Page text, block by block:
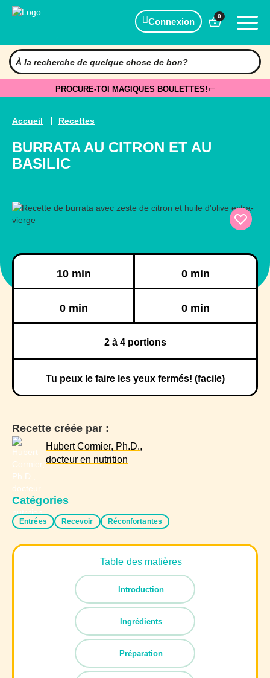
Connexion
0
PROCURE-TOI MAGIQUES BOULETTES!
Accueil Recettes
BURRATA AU CITRON ET AU
BASILIC
10 min 0 min
0 min 0 min
2à 4 portions
Tu peux le faire les yeux fermés! (facile)
Recette créée par :
Hubert Cormier, Ph.D.,
docteur en nutrition
Catégories
Entrées Recevoir Réconfortantes
Table des matières
Introduction
Ingrédients
Préparation